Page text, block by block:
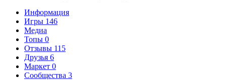
Информация
Игры 146
Медиа
Топы 0
Отзывы 115
Друзья 6
Маркет 0
Сообщества 3